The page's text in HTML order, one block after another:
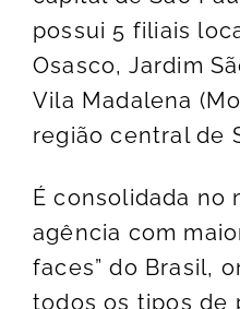
possui 5 filiais
Osasco, Jardim
Vila Madalena
região central de
É consolidada no
agência com
faces” do Brasil,
todos os tipos de